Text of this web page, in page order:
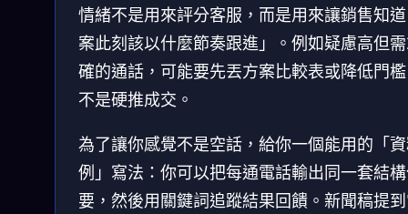
情緒不是用來評分客服，而是用來讓銷售知
案此刻該以什麼節奏跟進」。例如疑慮高但
確的通話，可能要先丟方案比較表或降低門
不是硬推成交。
為了讓你感覺不是空話，給你一個能用的「
例」寫法：你可以把每通電話輸出同一套結
要，然後用關鍵詞追蹤結果回饋。新聞稿提